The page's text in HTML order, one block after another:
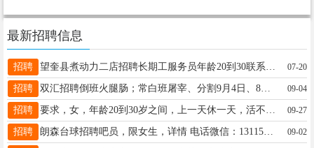
最新招聘信息
招聘 07-20
招聘 双汇招聘倒班火腿肠；常白班屠宰、分割9月4日、8日上午9点面试，详咨询13045286820（微信）工资3000-7000元年龄18-49周岁；15-20号发工资 09-04
招聘 09-27
招聘 朗森台球招聘吧员，限女生，详情 电话微信：13115659777 09-02